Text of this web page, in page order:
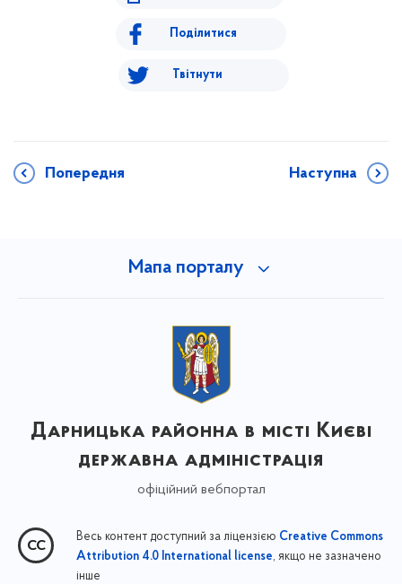
Поділитися
Твітнути
Попередня Наступна
Мапа порталу
Дарницька районна в місті Києві
державна адміністрація
офіційний вебпортал
Весь контент доступний за ліцензією Creative Commons
Attribution 4.0 International license, якщо не зазначено
інше